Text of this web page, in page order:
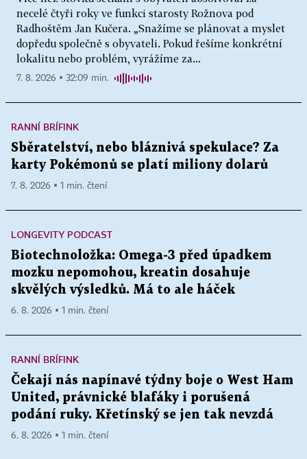
necelé čtyři roky ve funkci starosty Rožnova pod
Radhoštěm Jan Kučera. „Snažíme se plánovat a myslet
dopředu společně s obyvateli. Pokud řešíme konkrétní
lokalitu nebo problém, vyrážíme za...
7. 8. 2026 ▪ 32:09 min.
RANNÍ BRÍFINK
Sběratelství, nebo bláznivá spekulace? Za
karty Pokémonů se platí miliony dolarů
7. 8. 2026 ▪ 1 min. čtení
LONGEVITY PODCAST
Biotechnoložka: Omega-3 před úpadkem
mozku nepomohou, kreatin dosahuje
skvělých výsledků. Má to ale háček
6. 8. 2026 ▪ 1 min. čtení
RANNÍ BRÍFINK
Čekají nás napínavé týdny boje o West Ham
United, právnické blafáky i porušená
podání ruky. Křetínský se jen tak nevzdá
6. 8. 2026 ▪ 1 min. čtení